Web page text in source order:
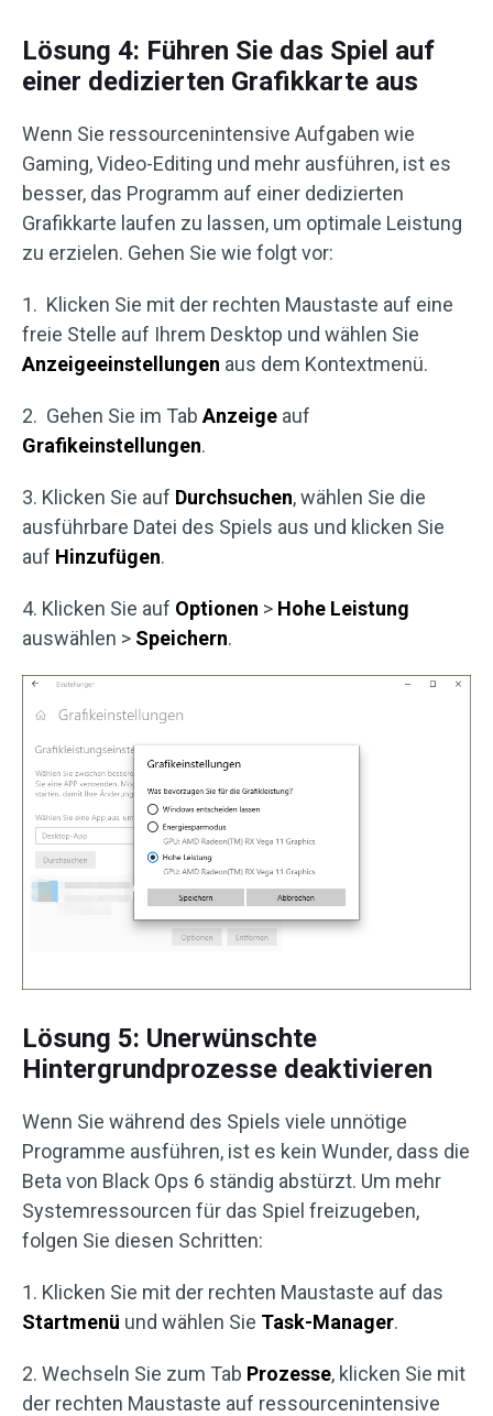
Lösung 4: Führen Sie das Spiel auf
einer dedizierten Grafikkarte aus
Wenn Sie ressourcenintensive Aufgaben wie
Gaming, Video-Editing und mehr ausführen, ist es
besser, das Programm auf einer dedizierten
Grafikkarte laufen zu lassen, um optimale Leistung
zu erzielen. Gehen Sie wie folgt vor:
1. Klicken Sie mit der rechten Maustaste auf eine
freie Stelle auf Ihrem Desktop und wählen Sie
Anzeigeeinstellungen aus dem Kontextmenü.
2. Gehen Sie im Tab Anzeige auf
Grafikeinstellungen.
3. Klicken Sie auf Durchsuchen, wählen Sie die
ausführbare Datei des Spiels aus und klicken Sie
auf Hinzufügen.
4. Klicken Sie auf Optionen > Hohe Leistung
auswählen > Speichern.
Lösung 5: Unerwünschte
Hintergrundprozesse deaktivieren
Wenn Sie während des Spiels viele unnötige
Programme ausführen, ist es kein Wunder, dass die
Beta von Black Ops 6 ständig abstürzt. Um mehr
Systemressourcen für das Spiel freizugeben,
folgen Sie diesen Schritten:
1. Klicken Sie mit der rechten Maustaste auf das
Startmenü und wählen Sie Task-Manager.
2. Wechseln Sie zum Tab Prozesse, klicken Sie mit
der rechten Maustaste auf ressourcenintensive